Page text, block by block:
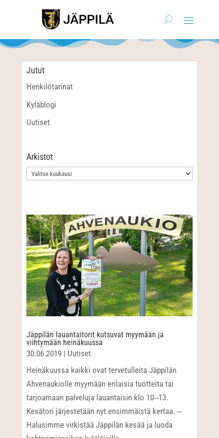
Jutut
Henkilötarinat
Kyläblogi
Uutiset
Arkistot
Arkistot
Jäppilän lauantaitorit kutsuvat myymään ja
viihtymään heinäkuussa
30.06.2019| Uutiset
Heinäkuussa kaikki ovat tervetulleita Jäppilän
Ahvenaukiolle myymään erilaisia tuotteita tai
tarjoamaan palveluja lauantaisin klo 10‒13.
Kesätori järjestetään nyt ensimmäistä kertaa. ‒
Halusimme virkistää Jäppilän kesää ja luoda